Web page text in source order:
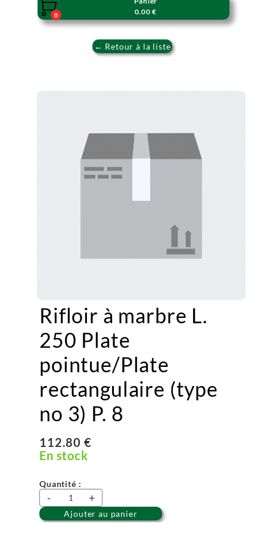

0
0.00 €
← Retour à la liste
Rifloir à marbre L.
250 Plate
pointue/Plate
rectangulaire (type
no 3) P. 8
112.80 €
En stock
Quantité :
- +
Ajouter au panier